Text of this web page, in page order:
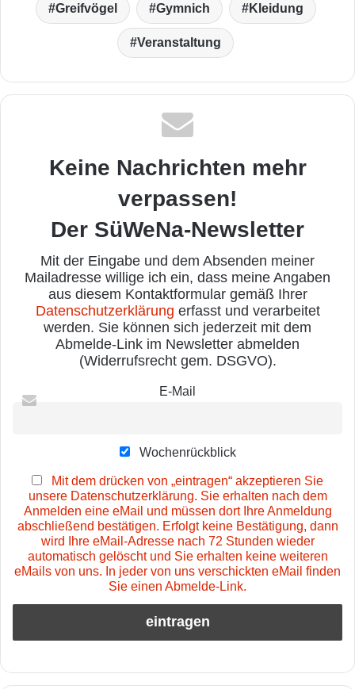
Greifvögel Gymnich Kleidung
Veranstaltung
Keine Nachrichten mehr
verpassen!
Der SüWeNa-Newsletter
Mit der Eingabe und dem Absenden meiner
Mailadresse willige ich ein, dass meine Angaben
aus diesem Kontaktformular gemäß Ihrer
Datenschutzerklärung erfasst und verarbeitet
werden. Sie können sich jederzeit mit dem
Abmelde-Link im Newsletter abmelden
(Widerrufsrecht gem. DSGVO).
E-Mail
Wochenrückblick
Mit dem drücken von „eintragen“ akzeptieren Sie
unsere Datenschutzerklärung. Sie erhalten nach dem
Anmelden eine eMail und müssen dort Ihre Anmeldung
abschließend bestätigen. Erfolgt keine Bestätigung, dann
wird Ihre eMail-Adresse nach 72 Stunden wieder
automatisch gelöscht und Sie erhalten keine weiteren
eMails von uns. In jeder von uns verschickten eMail finden
Sie einen Abmelde-Link.